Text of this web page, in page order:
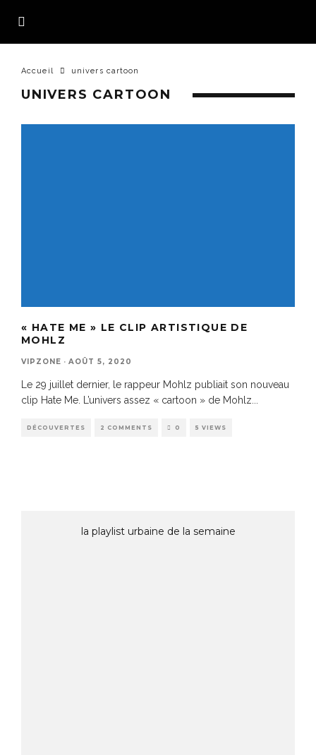
Accueil univers cartoon
UNIVERS CARTOON
« HATE ME » LE CLIP ARTISTIQUE DE
MOHLZ
VIPZONE · AOÛT 5, 2020
Le 29 juillet dernier, le rappeur Mohlz publiait son nouveau
clip Hate Me. L’univers assez « cartoon » de Mohlz
DÉCOUVERTES 2 COMMENTS 0 5 VIEWS
la playlist urbaine de la semaine